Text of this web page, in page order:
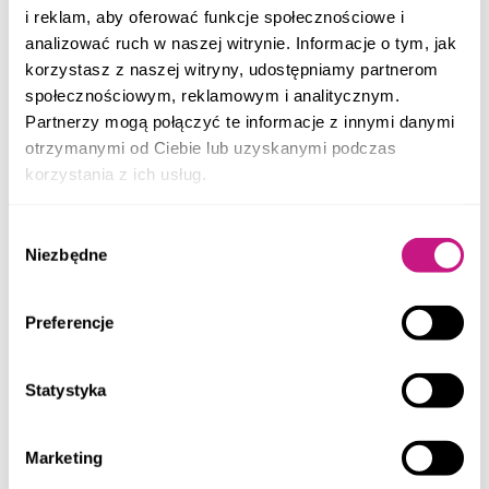
i reklam, aby oferować funkcje społecznościowe i
analizować ruch w naszej witrynie. Informacje o tym, jak
korzystasz z naszej witryny, udostępniamy partnerom
społecznościowym, reklamowym i analitycznym.
Partnerzy mogą połączyć te informacje z innymi danymi
otrzymanymi od Ciebie lub uzyskanymi podczas
korzystania z ich usług.
zgody
Niezbędne
Preferencje
Statystyka
Marketing